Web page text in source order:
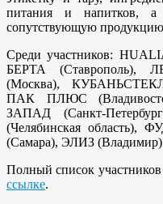
питания и напитков,
сопутствующую
Среди участников:
БЕРТА (Ставрополь),
(Москва),
ПАК ПЛЮС
ЗАПАД (Санкт-
(Челябинская область),
(Самара), ЭЛИЗ (Владимир)
Полный список участников
ссылке.